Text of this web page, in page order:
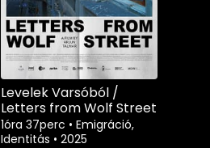
Levelek Varsóból /
Letters from Wolf Street
1óra 37perc • Emigráció,
Identitás • 2025